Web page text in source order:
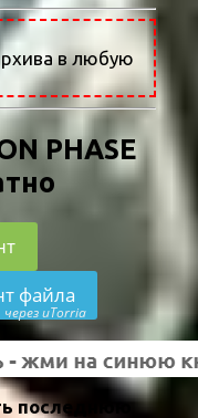
в любую
PHASE
файла
через uTorria
последнюю